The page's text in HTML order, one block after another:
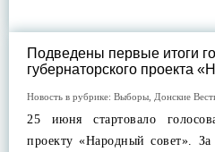
Подведены первые итоги
губернаторского проекта
Новость в рубрике: Выборы Донские
25 июня стартовало
проекту «Народный совет».